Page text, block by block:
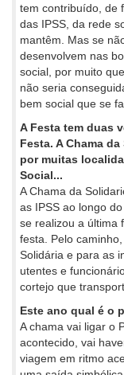
tem contribuído, de
das IPSS, da rede
mantêm. Mas se
desenvolvem nas
social, por muito
não seria
bem social que se
A Festa tem duas
Festa. A Chama
por muitas
Social...
A Chama da
as IPSS ao longo
se realizou a última
festa. Pelo
Solidária e para as
utentes e
cortejo que
Este ano qual é o
A chama vai ligar o
acontecido, vai
viagem em ritmo